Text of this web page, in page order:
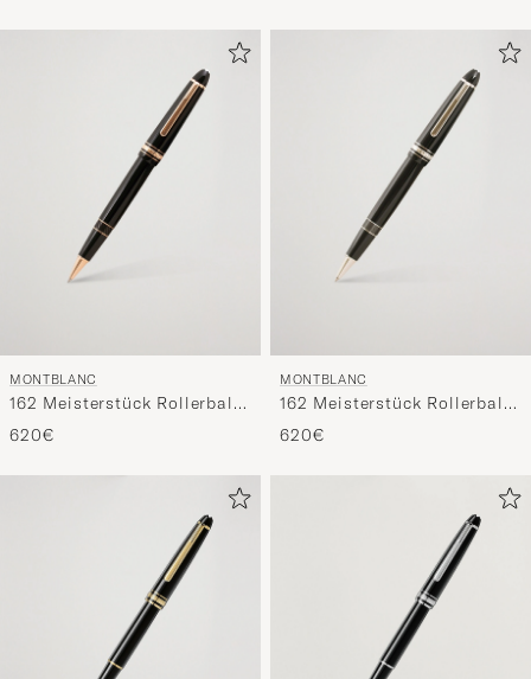
MONTBLANC
162 Meisterstück Rollerball
LeGrand Pen Black/Red
Gold
620€
MONTBLANC
162 Meisterstück Rollerball
LeGrand Pen Platinum Line
620€